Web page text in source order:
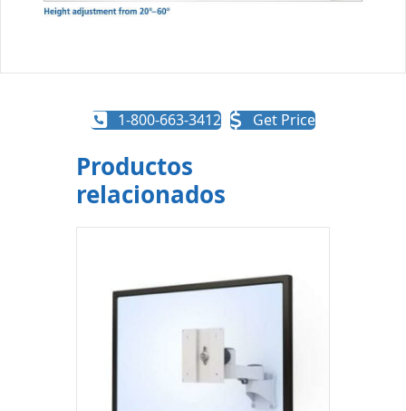
1-800-663-3412 Get Price
Productos
relacionados